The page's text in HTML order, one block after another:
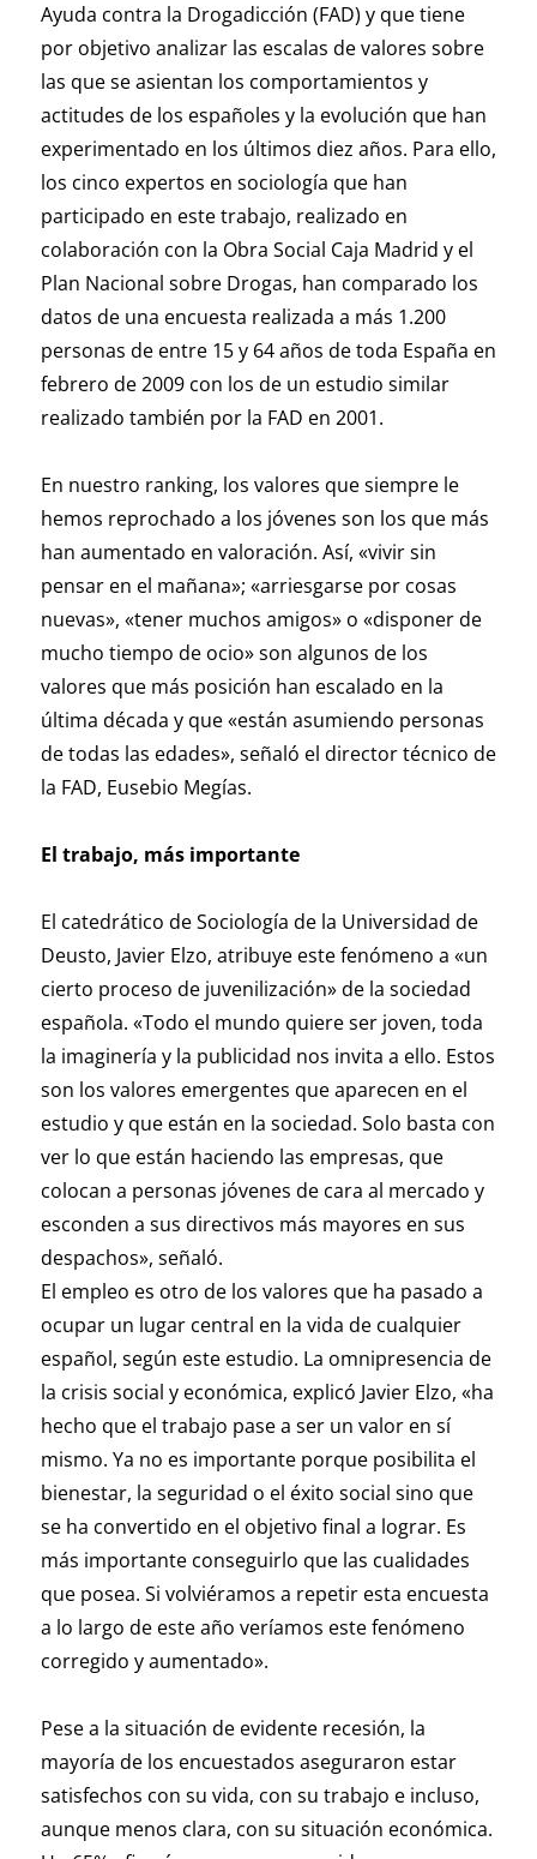
Ayuda contra la Drogadicción (FAD) y que tiene
por objetivo analizar las escalas de valores sobre
las que se asientan los comportamientos y
actitudes de los españoles y la evolución que han
experimentado en los últimos diez años. Para ello,
los cinco expertos en sociología que han
participado en este trabajo, realizado en
colaboración con la Obra Social Caja Madrid y el
Plan Nacional sobre Drogas, han comparado los
datos de una encuesta realizada a más 1.200
personas de entre 15 y 64 años de toda España en
febrero de 2009 con los de un estudio similar
realizado también por la FAD en 2001.
En nuestro ranking, los valores que siempre le
hemos reprochado a los jóvenes son los que más
han aumentado en valoración. Así, «vivir sin
pensar en el mañana»; «arriesgarse por cosas
nuevas», «tener muchos amigos» o «disponer de
mucho tiempo de ocio» son algunos de los
valores que más posición han escalado en la
última década y que «están asumiendo personas
de todas las edades», señaló el director técnico de
la FAD, Eusebio Megías.
El trabajo, más importante
El catedrático de Sociología de la Universidad de
Deusto, Javier Elzo, atribuye este fenómeno a «un
cierto proceso de juvenilización» de la sociedad
española. «Todo el mundo quiere ser joven, toda
la imaginería y la publicidad nos invita a ello. Estos
son los valores emergentes que aparecen en el
estudio y que están en la sociedad. Solo basta con
ver lo que están haciendo las empresas, que
colocan a personas jóvenes de cara al mercado y
esconden a sus directivos más mayores en sus
despachos», señaló.
El empleo es otro de los valores que ha pasado a
ocupar un lugar central en la vida de cualquier
español, según este estudio. La omnipresencia de
la crisis social y económica, explicó Javier Elzo, «ha
hecho que el trabajo pase a ser un valor en sí
mismo. Ya no es importante porque posibilita el
bienestar, la seguridad o el éxito social sino que
se ha convertido en el objetivo final a lograr. Es
más importante conseguirlo que las cualidades
que posea. Si volviéramos a repetir esta encuesta
a lo largo de este año veríamos este fenómeno
corregido y aumentado».
Pese a la situación de evidente recesión, la
mayoría de los encuestados aseguraron estar
satisfechos con su vida, con su trabajo e incluso,
aunque menos clara, con su situación económica.